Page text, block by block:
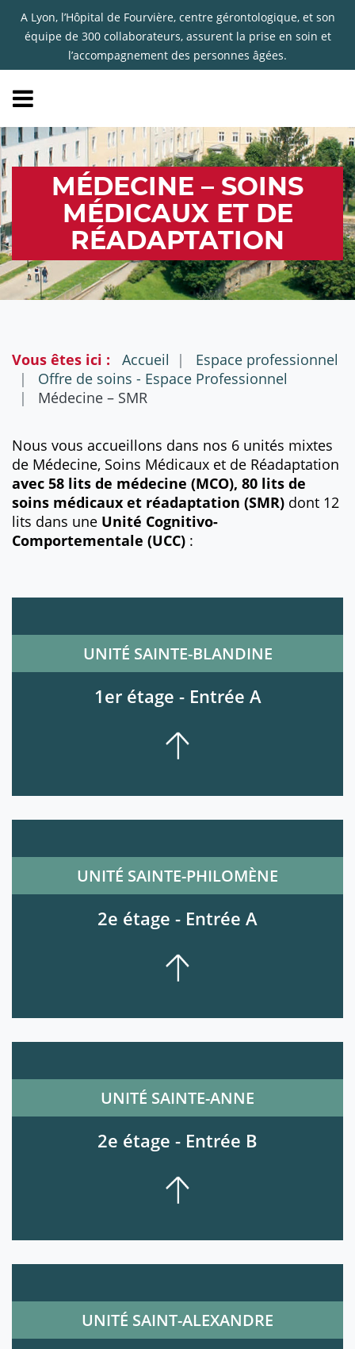
MÉDECINE – SOINS
MÉDICAUX ET DE
RÉADAPTATION
Vous êtes ici : Accueil
Espace professionnel
Offre de soins - Espace Professionnel
Médecine – SMR
Nous vous accueillons dans nos 6 unités mixtes
de Médecine, Soins Médicaux et de Réadaptation
avec 58 lits de médecine (MCO), 80 lits de
soins médicaux et réadaptation (SMR) dont 12
lits dans une Unité Cognitivo-
Comportementale (UCC) :
UNITÉ SAINTE-BLANDINE
1er étage - Entrée A
UNITÉ SAINTE-PHILOMÈNE
2e étage - Entrée A
UNITÉ SAINTE-ANNE
2e étage - Entrée B
UNITÉ SAINT-ALEXANDRE
A Lyon, l’Hôpital de Fourvière, centre gérontologique, et son
équipe de 300 collaborateurs, assurent la prise en soin et
l’accompagnement des personnes âgées.